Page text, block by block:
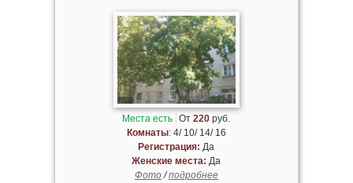
Места есть От220 руб.
Комнаты: 4/ 10/ 14/ 16
Регистрация: Да
Женские места: Да
Фото/подробнее